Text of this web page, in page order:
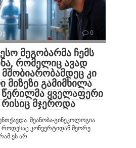
0
მეგობარმა ჩემს
რომელიც ავად
კი
მიზეზი გამიმხილა
წერილმა ყველაფერი
მჯეროდა
მეანობა-გინეკოლოგია
როდესაც კონვერტიდან მეორე
ეს არ